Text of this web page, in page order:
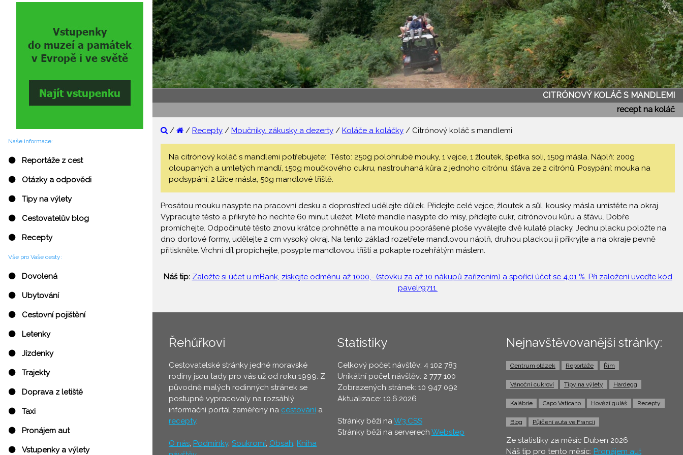
Naše informace:
⚫ Reportáže z cest
⚫ Otázky a odpovědi
⚫ Tipy na výlety
⚫ Cestovatelův blog
⚫ Recepty
Vše pro Vaše cesty:
⚫ Dovolená
⚫ Ubytování
⚫ Cestovní pojištění
⚫ Letenky
⚫ Jízdenky
⚫ Trajekty
⚫ Doprava z letiště
⚫ Taxi
⚫ Pronájem aut
⚫ Vstupenky a výlety
CITRÓNOVÝ KOLÁČ S MANDLEMI
recept na koláč
/ / Recepty / Moučníky, zákusky a dezerty / Koláče a koláčky / Citrónový koláč s mandlemi
Na citrónový koláč s mandlemi potřebujete: Těsto: 250g polohrubé mouky, 1 vejce, 1 žloutek, špetka soli, 150g másla. Náplň: 200g
oloupaných a umletých mandlí, 150g moučkového cukru, nastrouhaná kůra z jednoho citrónu, šťáva ze 2 citrónů. Posypání: mouka na
podsypání, 2 lžíce másla, 50g mandlové tříště.
Prosátou mouku nasypte na pracovní desku a doprostřed udělejte důlek. Přidejte celé vejce, žloutek a sůl, kousky másla umístěte na okraj.
Vypracujte těsto a přikryté ho nechte 60 minut uležet. Mleté mandle nasypte do mísy, přidejte cukr, citrónovou kůru a šťávu. Dobře
promíchejte. Odpočinuté těsto znovu krátce prohněťte a na moukou poprášené ploše vyválejte dvě kulaté placky. Jednu placku položte na
dno dortové formy, udělejte 2 cm vysoký okraj. Na tento základ rozetřete mandlovou náplň, druhou plackou ji přikryjte a na okraje pevně
přitiskněte. Vrchní díl propíchejte, posypte mandlovou tříští a pokapte rozehřátým máslem.
Náš tip: Založte si účet u mBank, získejte odměnu až 1000,- (stovku za až 10 nákupů zařízením) a spořící účet se 4,01 %. Při založení uveďte kód
pavelr9711.
Řehůřkovi
Cestovatelské stránky jedné moravské
rodiny jsou tady pro vás už od roku 1999. Z
původně malých rodinných stránek se
postupně vypracovaly na rozsáhlý
informační portál zaměřený na cestování a
recepty.
O nás, Podmínky, Soukromí, Obsah, Kniha
Statistiky
Celkový počet návštěv: 4 102 783
Unikátní počet návštěv: 2 777 100
Zobrazených stránek: 10 947 092
Aktualizace: 10.6.2026
Stránky běží naW3.CSS
Stránky běží na serverech Webstep
Nejnavštěvovanější stránky:
Centrum otázek Reportáže Řím
Vánoční cukroví Tipy na výlety Hardegg
Kalábrie Capo Vaticano Hovězí guláš Recepty
Blog Půjčení auta ve Francii
Ze statistiky za měsíc Duben 2026
Náš tip pro tento měsíc: Pronájem aut